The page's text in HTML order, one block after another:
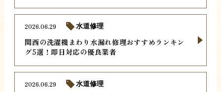
関西の洗濯機まわり水漏れ修理おすすめランキン
グ5選！即日対応の優良業者
2026.06.29 水道修理
2026.06.29 水道修理